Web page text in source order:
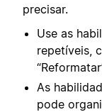
precisar.
Use as
repetíveis,
As
pode